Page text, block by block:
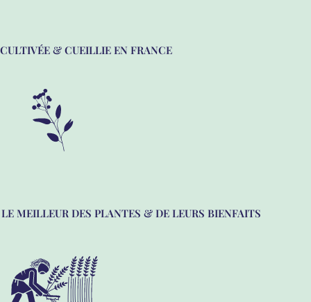
CULTIVÉE & CUEILLIE EN FRANCE
LE MEILLEUR DES PLANTES & DE LEURS BIENFAITS